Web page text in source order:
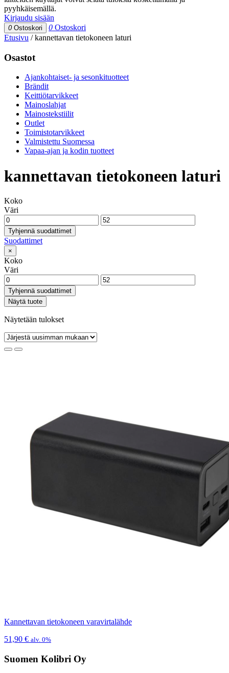
pyyhkäisemällä.
Kirjaudu sisään
0 Ostoskori 0 Ostoskori
Etusivu /kannettavan tietokoneen laturi
Osastot
Ajankohtaiset- ja sesonkituotteet
Brändit
Keittiötarvikkeet
Mainoslahjat
Mainostekstiilit
Outlet
Toimistotarvikkeet
Valmistettu Suomessa
Vapaa-ajan ja kodin tuotteet
kannettavan tietokoneen laturi
Koko
Väri
Tyhjennä suodattimet
Suodattimet
×
Koko
Väri
Tyhjennä suodattimet
Näytä tuote
Näytetään tulokset
Kannettavan tietokoneen varavirtalähde
51,90 € alv. 0%
Suomen Kolibri Oy